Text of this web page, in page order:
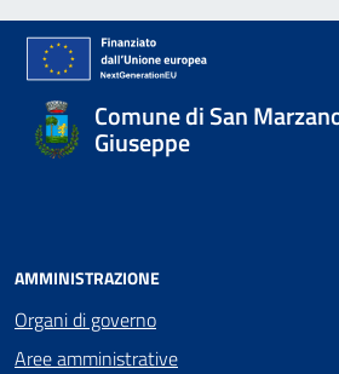
Comune di San
Giuseppe
AMMINISTRAZIONE
Organi di governo
Aree amministrative